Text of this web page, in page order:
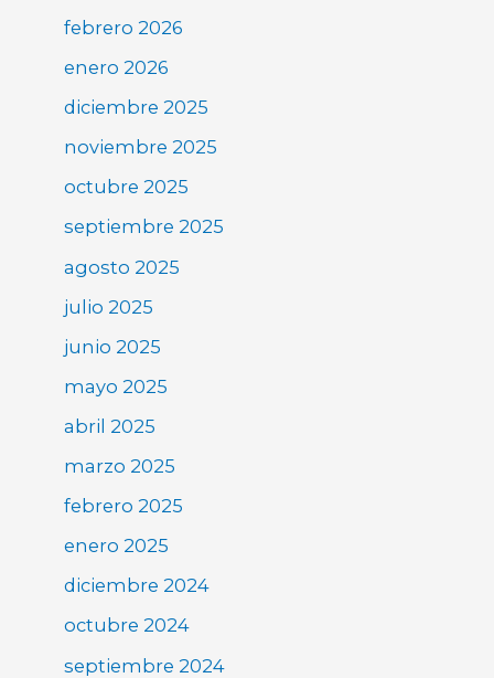
febrero 2026
enero 2026
diciembre 2025
noviembre 2025
octubre 2025
septiembre 2025
agosto 2025
julio 2025
junio 2025
mayo 2025
abril 2025
marzo 2025
febrero 2025
enero 2025
diciembre 2024
octubre 2024
septiembre 2024